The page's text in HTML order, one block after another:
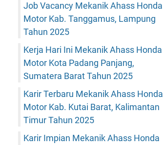
Job Vacancy Mekanik Ahass Honda
Motor Kab. Tanggamus, Lampung
Tahun 2025
Kerja Hari Ini Mekanik Ahass Honda
Motor Kota Padang Panjang,
Sumatera Barat Tahun 2025
Karir Terbaru Mekanik Ahass Honda
Motor Kab. Kutai Barat, Kalimantan
Timur Tahun 2025
Karir Impian Mekanik Ahass Honda